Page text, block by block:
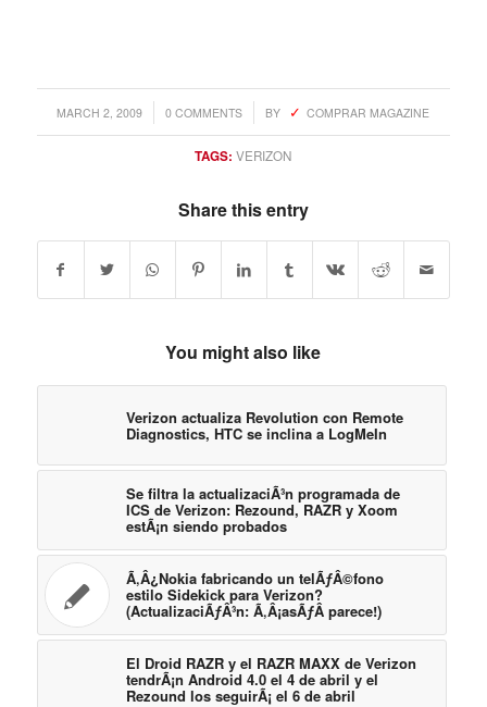
MARCH 2, 2009
/ 0 COMMENTS
/ BY COMPRAR MAGAZINE
TAGS: VERIZON
Share this entry
You might also like
Verizon actualiza Revolution con Remote
Diagnostics, HTC se inclina a LogMeIn
Se filtra la actualizaciÃ³n programada de
ICS de Verizon: Rezound, RAZR y Xoom
estÃ¡n siendo probados
Ã‚Â¿Nokia fabricando un telÃƒÂ©fono
estilo Sidekick para Verizon?
(ActualizaciÃƒÂ³n: Ã‚Â¡asÃƒÂ­ parece!)
El Droid RAZR y el RAZR MAXX de Verizon
tendrÃ¡n Android 4.0 el 4 de abril y el
Rezound los seguirÃ¡ el 6 de abril